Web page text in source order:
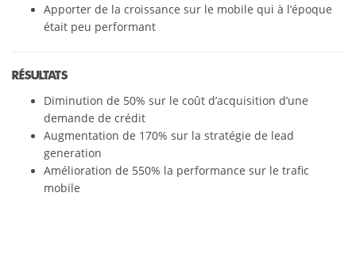
Apporter de la croissance sur le mobile qui à l’époque
était peu performant
RÉSULTATS
Diminution de 50% sur le coût d’acquisition d’une
demande de crédit
Augmentation de 170% sur la stratégie de lead
generation
Amélioration de 550% la performance sur le trafic
mobile